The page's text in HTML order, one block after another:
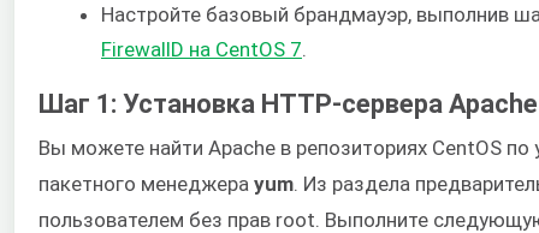
Настройте базовый брандмауэр, выполнив
FirewallD на CentOS 7
Шаг 1: Установка HTTP-сервера Apache
Вы можете найти Apache в репозиториях CentOS
пакетного менеджера yum . Из раздела
пользователем без прав root. Выполните